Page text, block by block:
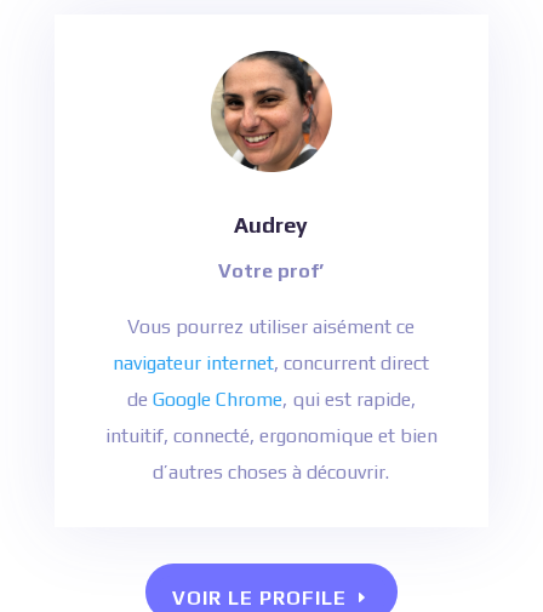
Audrey
Votre prof’
Vous pourrez utiliser aisément ce
navigateur internet, concurrent direct
de Google Chrome, qui est rapide,
intuitif, connecté, ergonomique et bien
d’autres choses à découvrir.
VOIR LE PROFILE